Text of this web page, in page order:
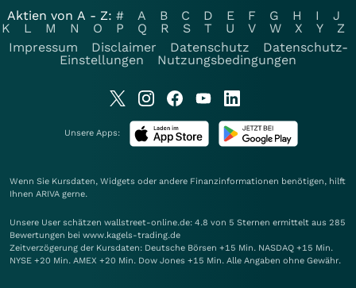
Aktien von A - Z: # A B C D E F G H I
J
K
L M N O P Q R S T U V W X Y
Z
Impressum
Disclaimer Datenschutz
Datenschutz-
Einstellungen
Nutzungsbedingungen
Unsere Apps:
Wenn Sie Kursdaten, Widgets oder andere Finanzinformationen benötigen, hilft
Ihnen ARIVA gerne.
Unsere User schätzen wallstreet-online.de: 4.8 von 5 Sternen ermittelt aus 285
Bewertungen bei www.kagels-trading.de
Zeitverzögerung der Kursdaten: Deutsche Börsen +15 Min. NASDAQ +15 Min.
NYSE +20 Min. AMEX +20 Min. Dow Jones +15 Min. Alle Angaben ohne Gewähr.